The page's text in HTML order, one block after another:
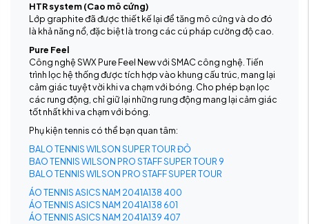
HTR system (Cao mô cứng)
Lớp graphite đã được thiết kế lại để tăng mô cứng và do đó
là khả năng nổ, đặc biệt là trong các cú pháp cường độ cao.
Pure Feel
Công nghệ SWX Pure Feel New với SMAC công nghệ. Tiến
trình lọc hệ thống được tích hợp vào khung cấu trúc, mang lại
cảm giác tuyệt vời khi va chạm với bóng. Cho phép bạn lọc
các rung động, chỉ giữ lại những rung động mang lại cảm giác
tốt nhất khi va chạm với bóng.
Phụ kiện tennis có thể bạn quan tâm:
BALO TENNIS WILSON SUPER TOUR ĐỎ
BAO TENNIS WILSON PRO STAFF SUPER TOUR 9
BALO TENNIS WILSON PRO STAFF SUPER TOUR
ÁO TENNIS ASICS NAM 2041A138 400
ÁO TENNIS ASICS NAM 2041A138 601
ÁO TENNIS ASICS NAM 2041A139 407